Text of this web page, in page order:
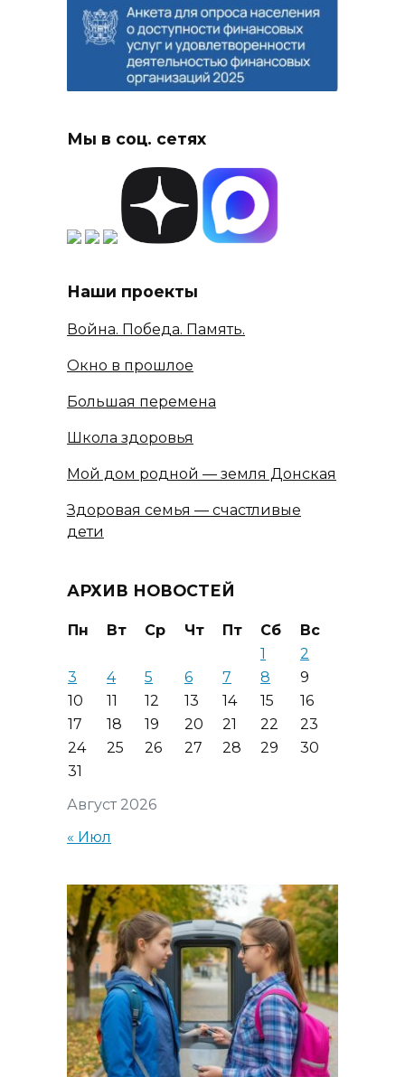
Мы в соц. сетях
Наши проекты
Война. Победа. Память.
Окно в прошлое
Большая перемена
Школа здоровья
Мой дом родной — земля Донская
Здоровая семья — счастливые
дети
АРХИВ НОВОСТЕЙ
Август 2026
Пн Вт Ср Чт Пт Сб
Вс
1
2
3
4 5 6 7 8
9
10
11 12 13 14 15
16
17
18 19 20 21 22
23
24
25 26 27 28 29
30
31
« Июл